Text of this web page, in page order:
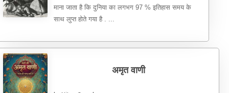
माना जाता है कि दुनिया का लगभग 97 % इतिहास समय के
साथ लुप्त होते गया है . ...
अमृत वाणी